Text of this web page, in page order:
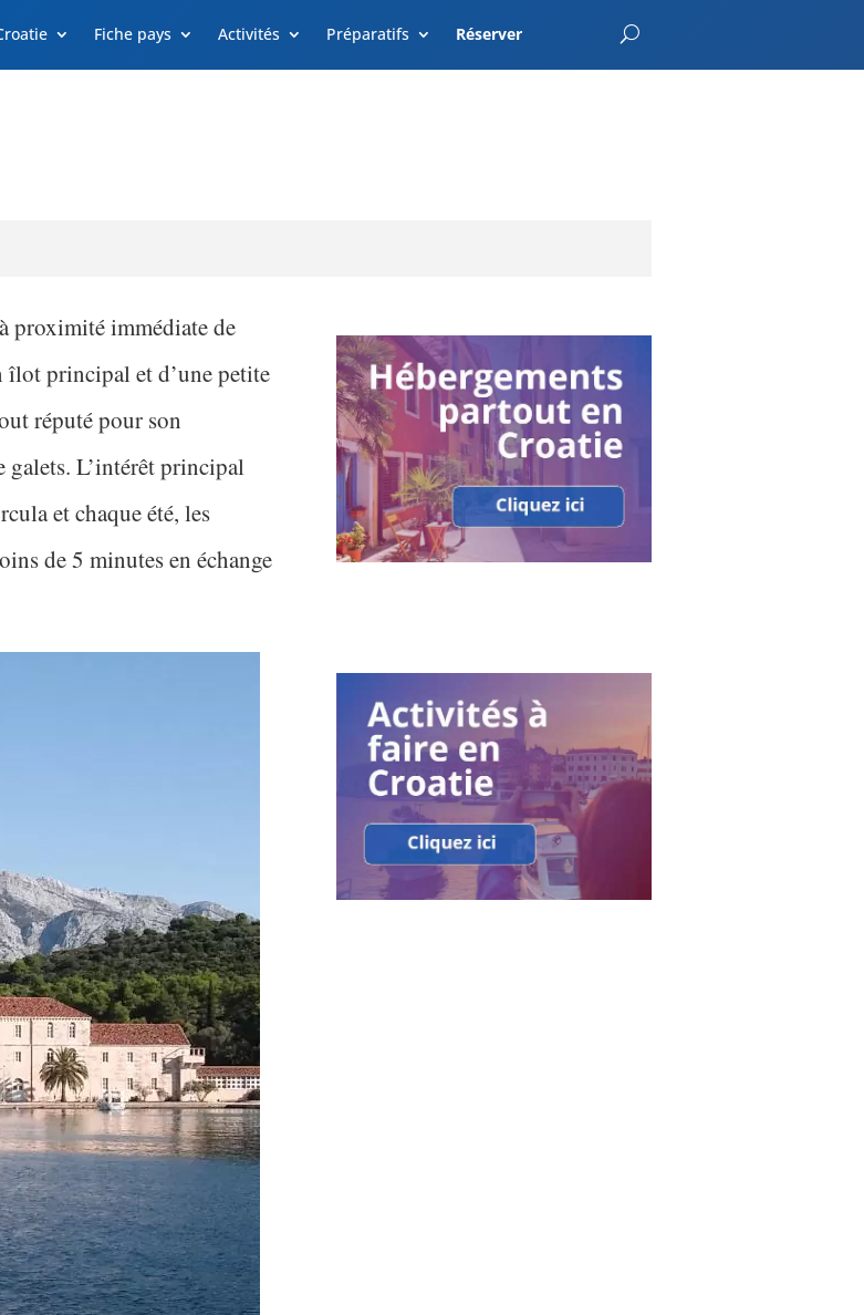
Fiche pays Activités Préparatifs Réserver EnterCroatia.com
proximité immédiate de
îlot principal et d’une petite
réputé pour son
galets. L’intérêt principal
et chaque été, les
de 5 minutes en échange